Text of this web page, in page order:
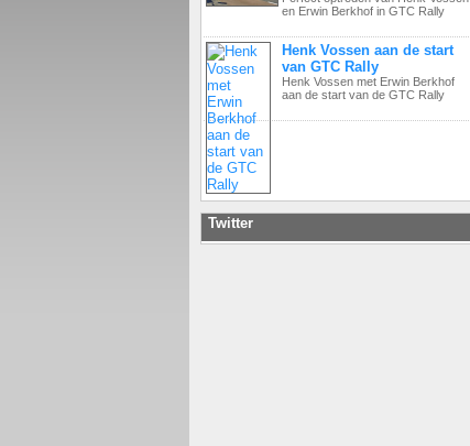
en Erwin Berkhof in GTC Rally
Henk Vossen aan de start
van GTC Rally
Henk Vossen met Erwin Berkhof
aan de start van de GTC Rally
Twitter